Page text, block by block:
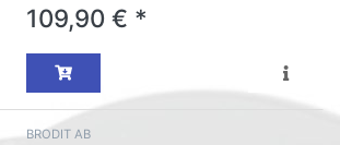
109,90 € *
BRODIT AB